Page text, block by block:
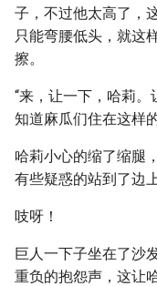
子，不过他太高了，
只能弯腰低头，就这
擦。
“来，让一下，哈莉
知道麻瓜们住在这样
哈莉小心的缩了缩腿
有些疑惑的站到了边上
吱呀！
巨人一下子坐在了沙
重负的抱怨声，这让